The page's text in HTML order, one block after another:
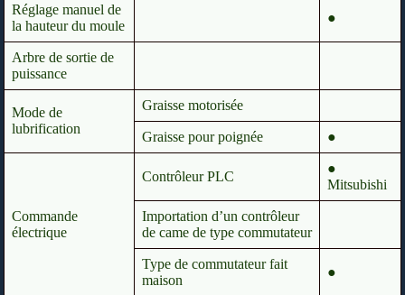
Réglage manuel de
la hauteur du moule
●
Arbre de sortie de
puissance
Mode de
lubrification
Graisse motorisée
Graisse pour poignée ●
Commande
électrique
Contrôleur PLC
●
Mitsubishi
Importation d’un contrôleur
de came de type commutateur
Type de commutateur fait
maison
●